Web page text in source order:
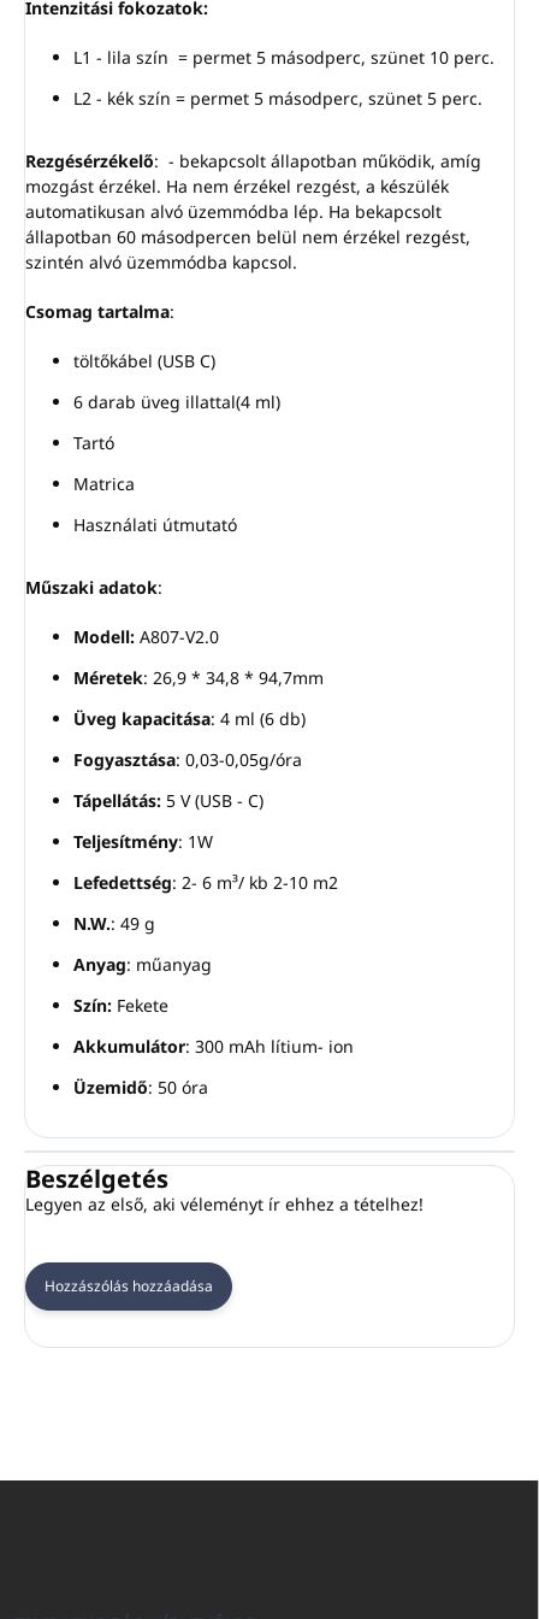
Intenzitási fokozatok:
L1 - lila szín = permet 5 másodperc, szünet 10 perc.
L2 - kék szín = permet 5 másodperc, szünet 5 perc.
Rezgésérzékelő: - bekapcsolt állapotban működik, amíg
mozgást érzékel. Ha nem érzékel rezgést, a készülék
automatikusan alvó üzemmódba lép. Ha bekapcsolt
állapotban 60 másodpercen belül nem érzékel rezgést,
szintén alvó üzemmódba kapcsol.
Csomag tartalma:
töltőkábel (USB C)
6 darab üveg illattal(4 ml)
Tartó
Matrica
Használati útmutató
Műszaki adatok:
Modell: A807-V2.0
Méretek: 26,9 * 34,8 * 94,7mm
Üveg kapacitása: 4 ml (6 db)
Fogyasztása: 0,03-0,05g/óra
Tápellátás: 5 V (USB - C)
Teljesítmény: 1W
Lefedettség: 2- 6 m³/ kb 2-10 m2
N.W.: 49 g
Anyag: műanyag
Szín: Fekete
Akkumulátor: 300 mAh lítium- ion
Üzemidő: 50 óra
Beszélgetés
Legyen az első, aki véleményt ír ehhez a tételhez!
Hozzászólás hozzáadása